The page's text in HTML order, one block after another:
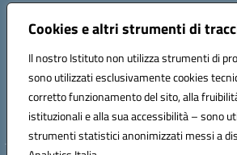
Cookies e altri strumenti di
Il nostro Istituto non utilizza strumenti di
sono utilizzati esclusivamente cookies
corretto funzionamento del sito, alla
istituzionali e alla sua accessibilità – sono
strumenti statistici anonimizzati messi a
Indirizzo:
Centralino:+39 071 89 52 08 Email:
Codice fiscale: 93084540421
Codice meccanografico:
ANIC82000A
Codice unico di fatturazione (CUF): UFF6L6